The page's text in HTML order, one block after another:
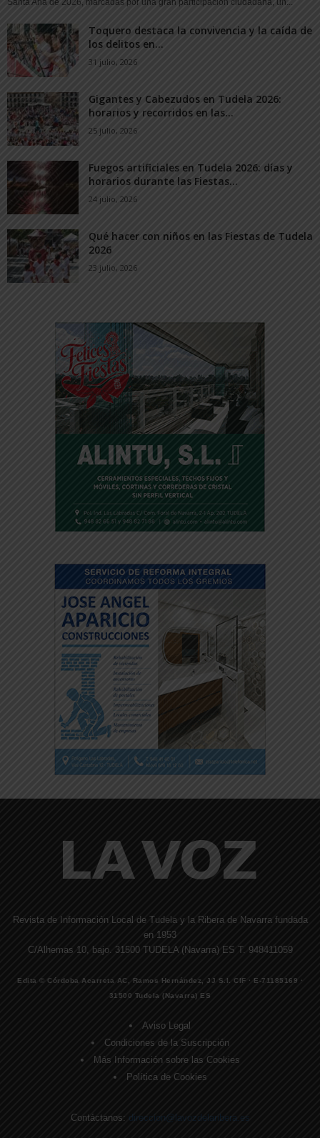
Santa Ana de 2026, marcadas por una gran participación ciudadana, un...
Toquero destaca la convivencia y la caída de
los delitos en...
31 julio, 2026
Gigantes y Cabezudos en Tudela 2026:
horarios y recorridos en las...
25 julio, 2026
Fuegos artificiales en Tudela 2026: días y
horarios durante las Fiestas...
24 julio, 2026
Qué hacer con niños en las Fiestas de Tudela
2026
23 julio, 2026
Revista de Información Local de Tudela y la Ribera de Navarra fundada
en 1953
C/Alhemas 10, bajo. 31500 TUDELA (Navarra) ES T. 948411059
Edita © Córdoba Acarreta AC, Ramos Hernández, JJ S.I. CIF · E-71185169 ·
31500 Tudela (Navarra) ES
Aviso Legal
Condiciones de la Suscripción
Más Información sobre las Cookies
Política de Cookies
Contáctanos: direccion@lavozdelaribera.es